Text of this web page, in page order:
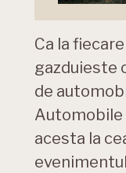
Ca la
gazduieste
de
Automobile
acesta la